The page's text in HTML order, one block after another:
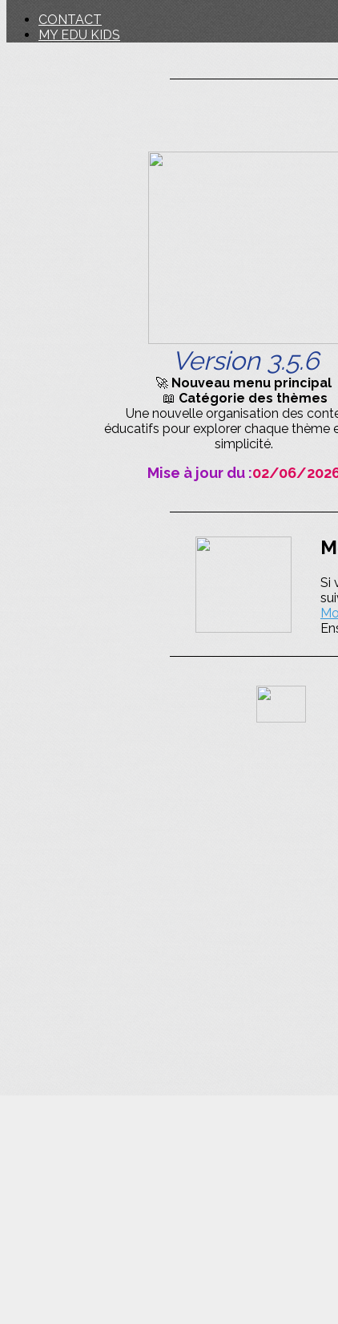
CONTACT
MY EDU KIDS
Version 3.5.6
🚀 Nouveau menu principal
📖 Catégorie des thèmes
Une nouvelle organisation des
éducatifs pour explorer chaque thème
simplicité.
Mise à jour du :02/06/
Si